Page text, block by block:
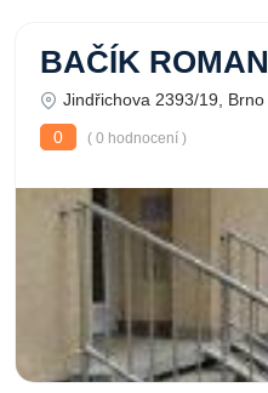
BAČÍK ROMAN
Jindřichova 2393/19, Brno
0
( 0 hodnocení )